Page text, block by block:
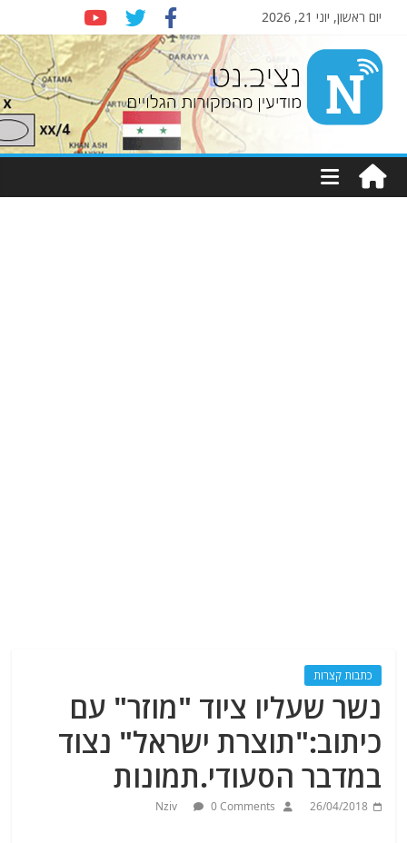
יום ראשון, יוני 21, 2026
Nziv.net
מודיעין
מהמקורות
כתבות קצרות
נשר שעליו ציוד "מוזר" עם
כיתוב:"תוצרת ישראל" נצוד
במדבר הסעודי.תמונות
26/04/2018
Nziv 0 Comments